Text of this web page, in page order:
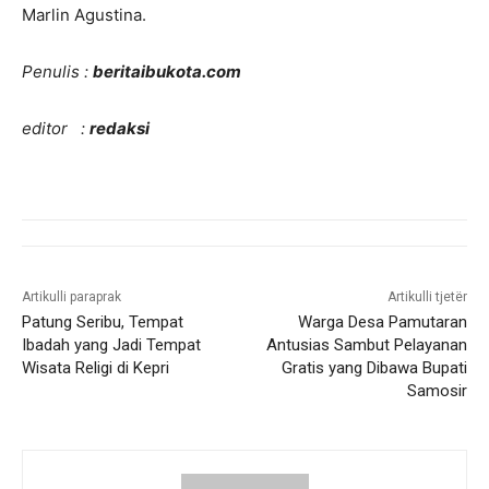
Marlin Agustina.
Penulis : beritaibukota.com
editor : redaksi
Artikulli paraprak
Patung Seribu, Tempat
Ibadah yang Jadi Tempat
Wisata Religi di Kepri
Artikulli tjetër
Warga Desa Pamutaran
Antusias Sambut Pelayanan
Gratis yang Dibawa Bupati
Samosir